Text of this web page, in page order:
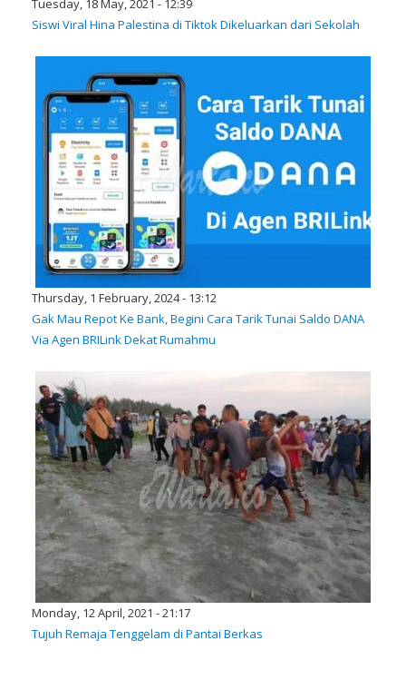
Tuesday, 18 May, 2021 - 12:39
Siswi Viral Hina Palestina di Tiktok Dikeluarkan dari Sekolah
Thursday, 1 February, 2024 - 13:12
Gak Mau Repot Ke Bank, Begini Cara Tarik Tunai Saldo DANA
Via Agen BRILink Dekat Rumahmu
Monday, 12 April, 2021 - 21:17
Tujuh Remaja Tenggelam di Pantai Berkas